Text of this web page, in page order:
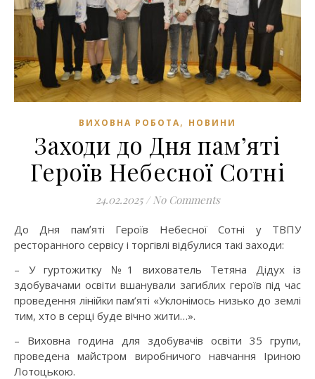
ВИХОВНА РОБОТА, НОВИНИ
Заходи до Дня памʼяті
Героїв Небесної Сотні
24.02.2025 / No Comments
До Дня памʼяті Героїв Небесної Сотні у ТВПУ
ресторанного сервісу і торгівлі відбулися такі заходи:
– У гуртожитку №1 вихователь Тетяна Дідух із
здобувачами освіти вшанували загиблих героїв під час
проведення лінійки пам’яті «Уклонімось низько до землі
тим, хто в серці буде вічно жити…».
– Виховна година для здобувачів освіти 35 групи,
проведена майстром виробничого навчання Іриною
Лотоцькою.